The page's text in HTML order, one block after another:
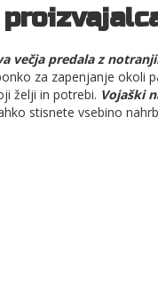
večja predala z
za zapenjanje okoli
želji in potrebi. Vojaški
stisnete vsebino